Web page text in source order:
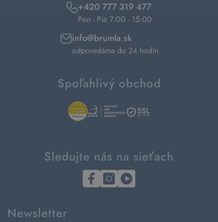
+420 777 319 477
Pon - Pia 7:00 - 15:00
info@brumla.sk
odpovedáme do 24 hodín
Spoľahlivý obchod
Sledujte nás na sieťach
Newsletter